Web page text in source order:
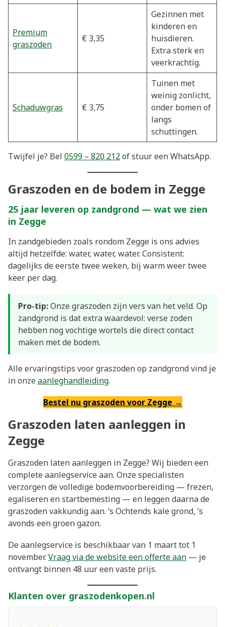
Premium
graszoden
€ 3,35
Gezinnen met
kinderen en
huisdieren.
Extra sterk en
veerkrachtig.
Schaduwgras € 3,75
Tuinen met
weinig zonlicht,
onder bomen of
langs
schuttingen.
Twijfel je? Bel 0599 – 820 212of stuur een WhatsApp.
Graszoden en de bodem in Zegge
25 jaar leveren op zandgrond — wat we zien
in Zegge
In zandgebieden zoals rondom Zegge is ons advies
altijd hetzelfde: water, water, water. Consistent:
dagelijks de eerste twee weken, bij warm weer twee
keer per dag.
Pro-tip:Onze graszoden zijn vers van het veld. Op
zandgrond is dat extra waardevol: verse zoden
hebben nog vochtige wortels die direct contact
maken met de bodem.
Alle ervaringstips voor graszoden op zandgrond vind je
in onzeaanleghandleiding.
Bestel nu graszoden voor Zegge →
Graszoden laten aanleggen in
Zegge
Graszoden laten aanleggen in Zegge? Wij bieden een
complete aanlegservice aan. Onze specialisten
verzorgen de volledige bodemvoorbereiding — frezen,
egaliseren en startbemesting — en leggen daarna de
graszoden vakkundig aan. ’s Ochtends kale grond, ’s
avonds een groen gazon.
De aanlegservice is beschikbaar van 1 maart tot 1
november.Vraag via de website een offerte aan — je
ontvangt binnen 48 uur een vaste prijs.
Klanten over graszodenkopen.nl